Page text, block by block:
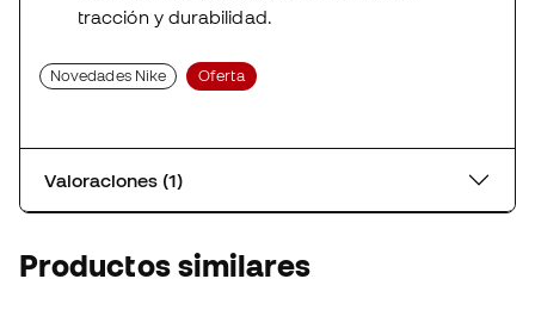
tracción y durabilidad.
Novedades Nike Oferta
Valoraciones (1)
Productos similares